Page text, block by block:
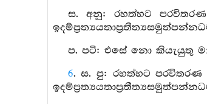
ස. අනු: රහත්හට
ප. පටි: එසේ නො කියැයුතු මැ
6. ස. පු: රහත්හට පරවිතරණ